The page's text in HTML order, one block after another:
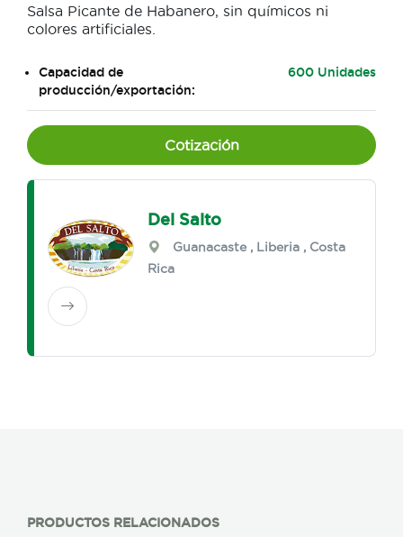
Salsa Picante de Habanero, sin químicos ni
colores artificiales.
Capacidad de
producción/exportación:
600 Unidades
Cotización
Del Salto
Guanacaste , Liberia , Costa
Rica
PRODUCTOS RELACIONADOS